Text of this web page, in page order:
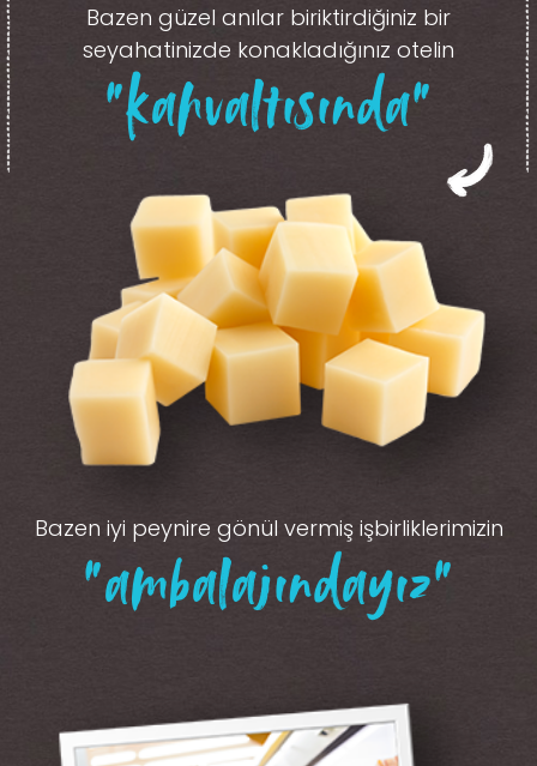
Bazen güzel anılar biriktirdiğiniz bir
seyahatinizde konakladığınız otelin
“kahvaltısında”
Bazen iyi peynire gönül vermiş işbirliklerimizin
“ambalajındayız”